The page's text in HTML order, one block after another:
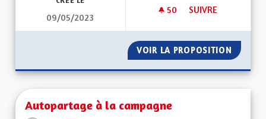
09/05/2023
50 50 ABONNÉS
SUIVRE
VOIR LA PROPOSITION
Autopartage à la campagne